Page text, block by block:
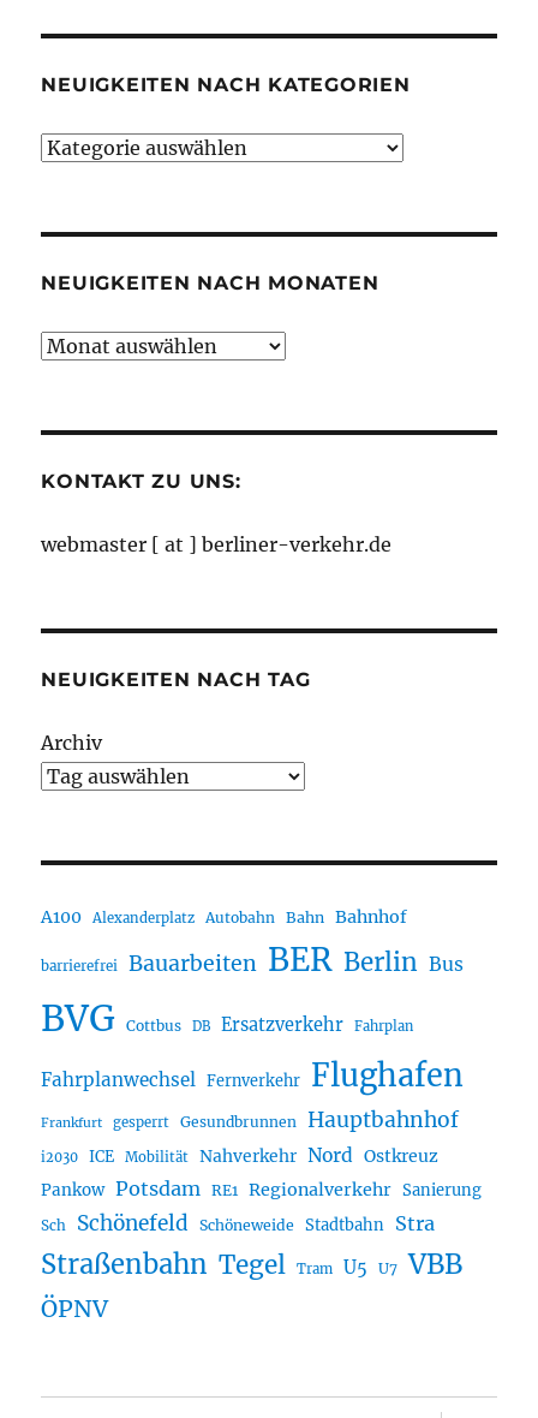
NEUIGKEITEN NACH KATEGORIEN
Neuigkeiten
NEUIGKEITEN NACH MONATEN
Neuigkeiten
KONTAKT ZU UNS:
webmaster [ at ] berliner-verkehr.de
NEUIGKEITEN NACH TAG
Archiv
A100 Alexanderplatz Autobahn Bahn Bahnhof
barrierefrei Bauarbeiten BER Berlin Bus
BVG Cottbus DB Ersatzverkehr Fahrplan
Fahrplanwechsel Fernverkehr Flughafen
Frankfurt gesperrt Gesundbrunnen Hauptbahnhof
i2030 ICE Mobilität Nahverkehr Nord Ostkreuz
Pankow Potsdam RE1 Regionalverkehr Sanierung
Sch Schönefeld Schöneweide Stadtbahn Stra
Straßenbahn Tegel Tram U5 U7 VBB
ÖPNV